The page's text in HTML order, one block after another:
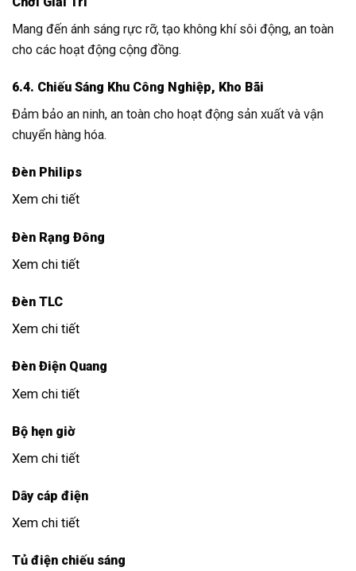
Mang đến ánh sáng rực rỡ, tạo không khí sôi động, an toàn
cho các hoạt động cộng đồng.
6.4. Chiếu Sáng Khu Công Nghiệp, Kho Bãi
Đảm bảo an ninh, an toàn cho hoạt động sản xuất và vận
chuyển hàng hóa.
Đèn Philips
Xem chi tiết
Đèn Rạng Đông
Xem chi tiết
Đèn TLC
Xem chi tiết
Đèn Điện Quang
Xem chi tiết
Bộ hẹn giờ
Xem chi tiết
Dây cáp điện
Xem chi tiết
Tủ điện chiếu sáng